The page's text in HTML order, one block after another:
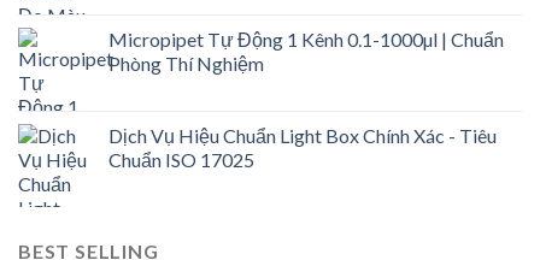
Micropipet Tự Động 1 Kênh 0.1-1000µl | Chuẩn
Phòng Thí Nghiệm
Dịch Vụ Hiệu Chuẩn Light Box Chính Xác - Tiêu
Chuẩn ISO 17025
BEST SELLING